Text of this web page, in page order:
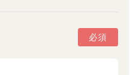
必須